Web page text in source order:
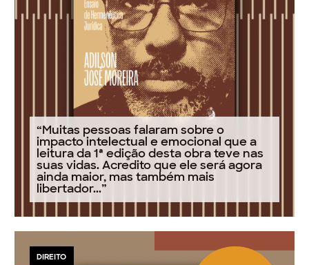
“Muitas pessoas falaram sobre o
impacto intelectual e emocional que a
leitura da 1ª edição desta obra teve nas
suas vidas. Acredito que ele será agora
ainda maior, mas também mais
libertador...”
DIREITO